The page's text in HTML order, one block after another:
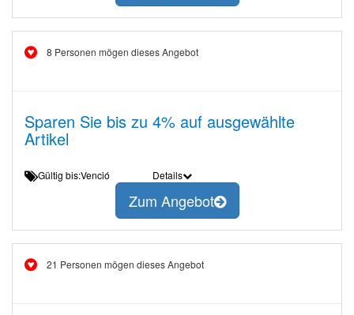
8 Personen mögen dieses Angebot
Sparen Sie bis zu 4% auf ausgewählte
Artikel
Gültig bis:Venció Details
Zum Angebot
21 Personen mögen dieses Angebot